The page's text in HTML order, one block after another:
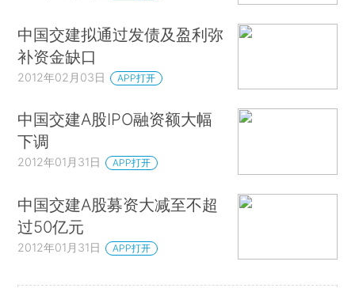
中国交建拟通过发债及盈利弥
补资金缺口
2012年02月03日 APP打开
中国交建A股IPO融资额大幅
下调
2012年01月31日 APP打开
中国交建A股募资大减至不超
过50亿元
2012年01月31日 APP打开